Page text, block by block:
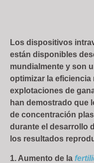
Los dispositivos
están disponibles
mundialmente y son
optimizar la
explotaciones de
han demostrado que
de concentración
durante el desarrollo
los resultados
1. Aumento de la